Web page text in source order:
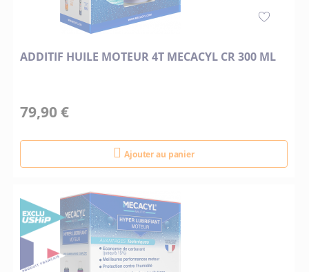
ADDITIF HUILE MOTEUR 4T MECACYL CR 300 ML
79,90 €
Ajouter au panier